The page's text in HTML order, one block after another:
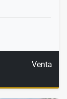
Venta